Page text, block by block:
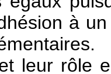
à
leur rôle